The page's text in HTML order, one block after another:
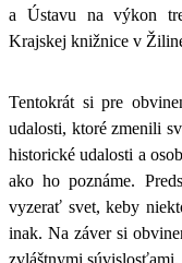
a Ústavu na výkon
Krajskej knižnice v
Tentokrát si pre
udalosti, ktoré zmenili
historické udalosti a
ako ho poznáme.
vyzerať svet, keby
inak. Na záver si
zvláštnymi